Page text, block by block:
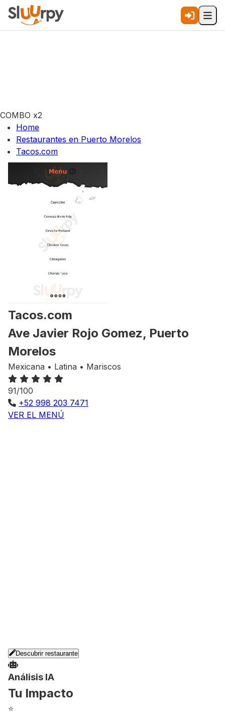
COMBO x2
Home
Restaurantes en Puerto Morelos
Tacos.com
Tacos.com
Ave Javier Rojo Gomez, Puerto
Morelos
Mexicana • Latina • Mariscos
91/100
+52 998 203 7471
VER EL MENÚ
Descubrir restaurante
Análisis IA
Tu Impacto
⭐